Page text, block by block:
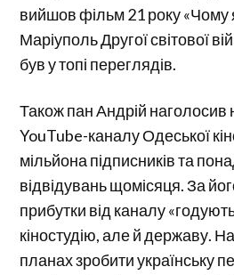
вийшов фільм 21 року «Чому
Маріуполь Другої світової
був у топі переглядів.
Також пан Андрій наголосив
YouTube-каналу Одеської
мільйона підписників та
відвідувань щомісяця. За
прибутки від каналу
кіностудію, але й державу.
планах зробити українську